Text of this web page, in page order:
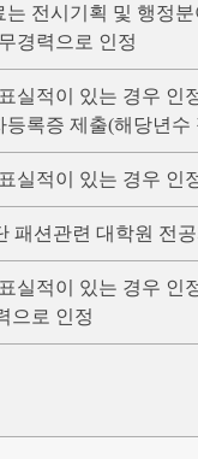
전시기획 및 행정분
경력으로 인정
실적이 있는 경우 인
록증 제출(해당년
실적이 있는 경우 인
패션관련 대학원 전
실적이 있는 경우 인
으로 인정